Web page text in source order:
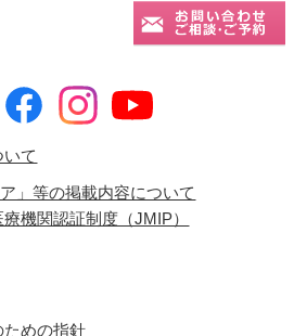
て
ア」等の掲載内容について
機関認証制度（JMIP）
めの指針